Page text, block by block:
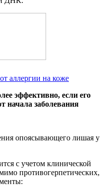
аллергии на коже
эффективно, если его
начала заболевания
с учетом клинической
противогерпетических,